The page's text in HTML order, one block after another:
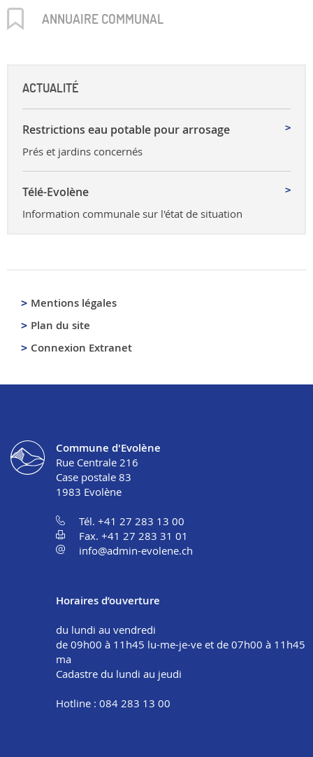
ANNUAIRE COMMUNAL
ACTUALITÉ
Restrictions eau potable pour arrosage
Prés et jardins concernés
Télé-Evolène
Information communale sur l'état de situation
Mentions légales
Plan du site
Connexion Extranet
Commune d'Evolène
Rue Centrale 216
Case postale 83
1983 Evolène
Tél. +41 27 283 13 00
Fax. +41 27 283 31 01
info@admin-evolene.ch
Horaires d’ouverture
du lundi au vendredi
de 09h00 à 11h45 lu-me-je-ve et de 07h00 à 11h45
ma
Cadastre du lundi au jeudi
Hotline : 084 283 13 00